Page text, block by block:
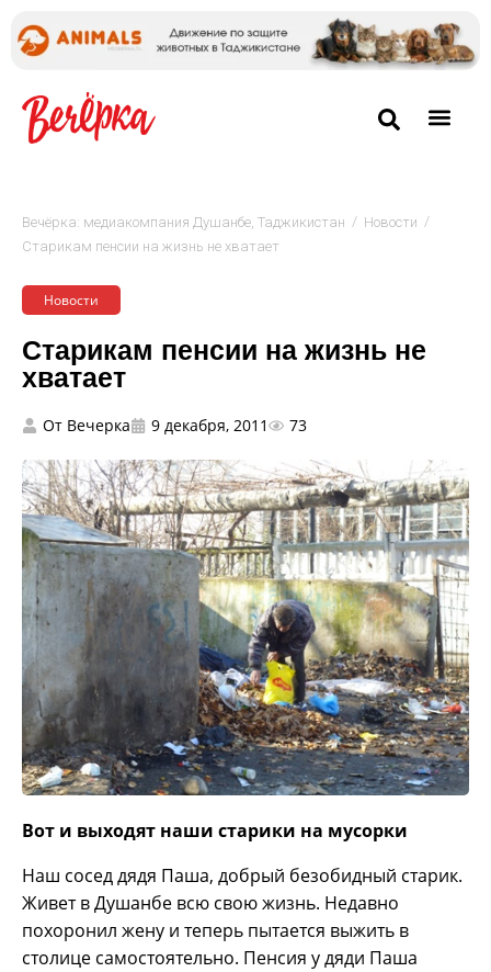
Вечёрка: медиакомпания Душанбе, Таджикистан / Новости /
Старикам пенсии на жизнь не хватает
Новости
Старикам пенсии на жизнь не
хватает
От Вечерка 9 декабря, 2011 73
Вот и выходят наши старики на мусорки
Наш сосед дядя Паша, добрый безобидный старик.
Живет в Душанбе всю свою жизнь. Недавно
похоронил жену и теперь пытается выжить в
столице самостоятельно. Пенсия у дяди Паша